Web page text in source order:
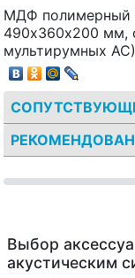
МДФ полимерный
490х360х200 мм,
мультирумных АС)
Выбор
акустическим